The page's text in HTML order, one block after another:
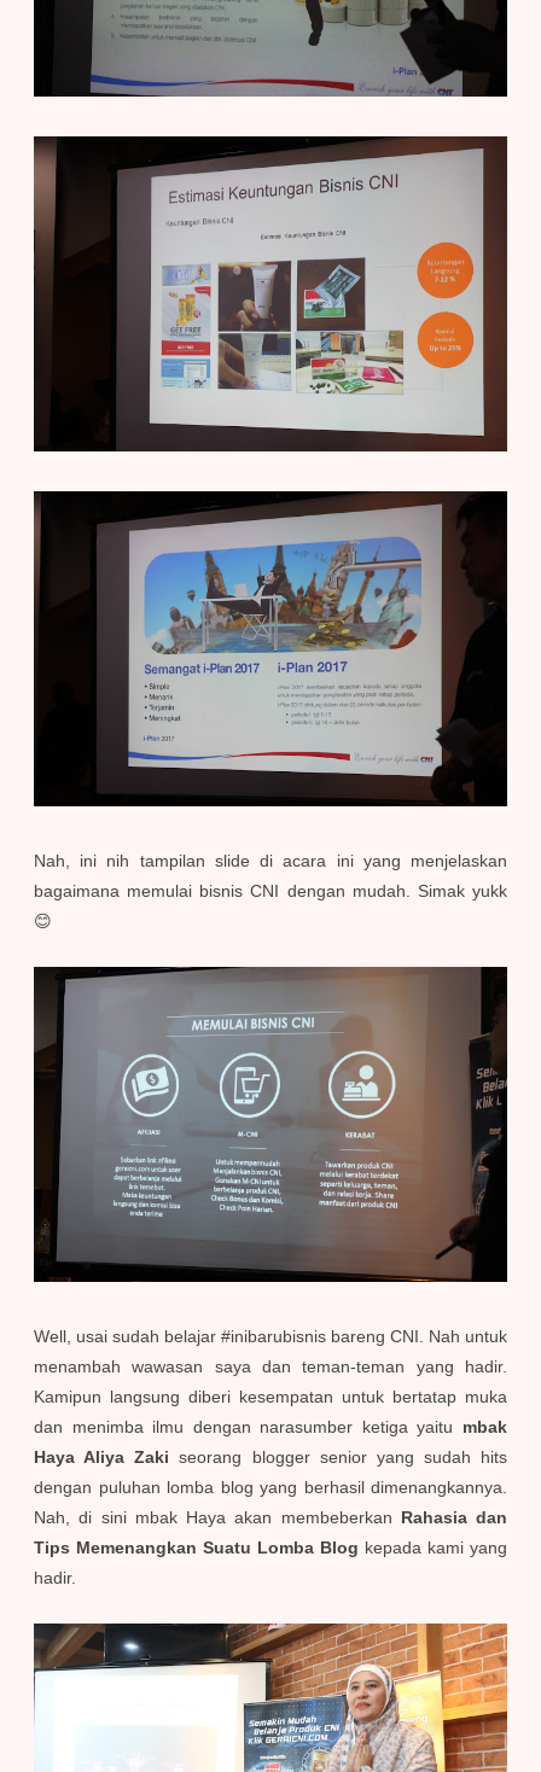
Nah, ini nih tampilan slide di acara ini yang menjelaskan
bagaimana memulai bisnis CNI dengan mudah. Simak yukk
😊
Well, usai sudah belajar #inibarubisnis bareng CNI. Nah untuk
menambah wawasan saya dan teman-teman yang hadir.
Kamipun langsung diberi kesempatan untuk bertatap muka
dan menimba ilmu dengan narasumber ketiga yaitu mbak
Haya Aliya Zaki seorang blogger senior yang sudah hits
dengan puluhan lomba blog yang berhasil dimenangkannya.
Nah, di sini mbak Haya akan membeberkan Rahasia dan
Tips Memenangkan Suatu Lomba Blog kepada kami yang
hadir.